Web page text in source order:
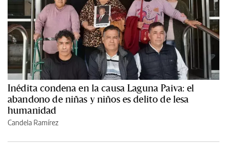
Inédita condena en la causa Laguna Paiva: el
abandono de niñas y niños es delito de lesa
humanidad
Candela Ramírez